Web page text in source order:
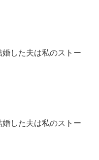
婚した夫は私のストー
婚した夫は私のストー